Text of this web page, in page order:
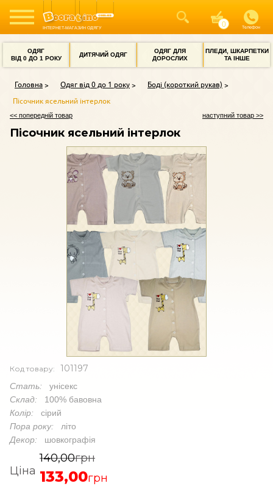
ІНТЕРНЕТ-МАГАЗИН ОДЯГУ Телефон
ОДЯГ
ВІД 0 ДО 1 РОКУ
ДИТЯЧИЙ ОДЯГ
ОДЯГ ДЛЯ
ДОРОСЛИХ
ПЛЕДИ, ШКАРПЕТКИ
ТА ІНШЕ
Головна Одяг від 0 до 1 року
Боді (короткий рукав)
Пісочник ясельний інтерлок
<< попередній товар наступний товар >>
Пісочник ясельний інтерлок
Код товару: 101197
Стать: унісекс
Склад: 100% бавовна
Колір: сірий
Пора року: літо
Декор: шовкографія
Ціна
140,00грн
133,00грн